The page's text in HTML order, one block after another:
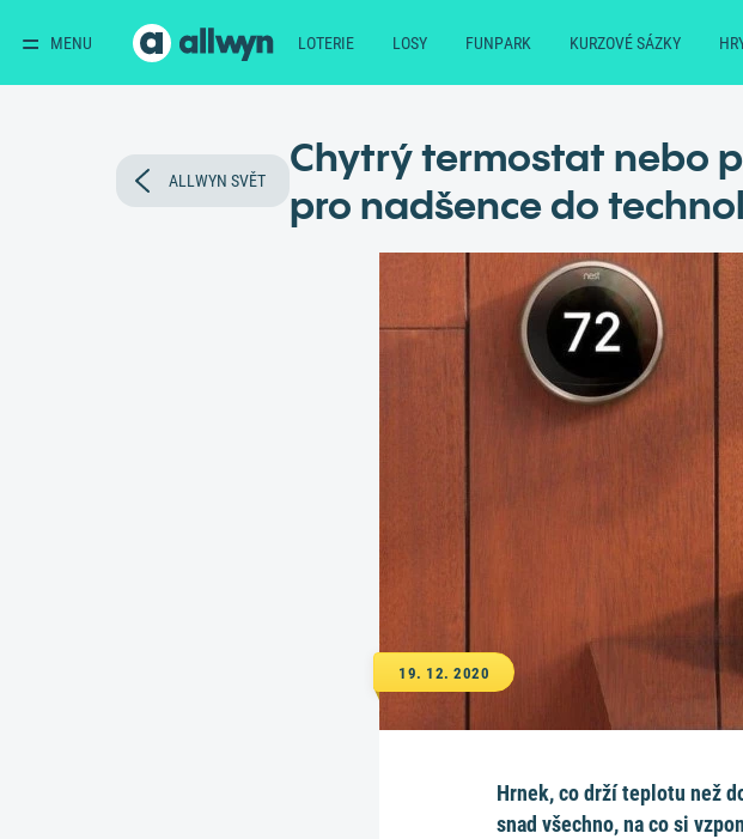
MENU LOTERIE LOSY FUNPARK KURZOVÉ SÁZKY
ALLWYN SVĚT
Chytrý termostat nebo
pro nadšence do
19. 12. 2020
Hrnek, co drží teplotu než
snad všechno, na co si